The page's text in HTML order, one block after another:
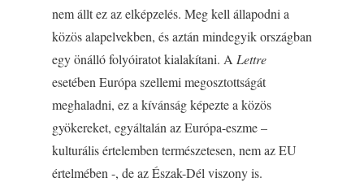
nem állt ez az elképzelés. Meg kell állapodni a
közös alapelvekben, és aztán mindegyik országban
egy önálló folyóiratot kialakítani. A Lettre
esetében Európa szellemi megosztottságát
meghaladni, ez a kívánság képezte a közös
gyökereket, egyáltalán az Európa-eszme –
kulturális értelemben természetesen, nem az EU
értelmében -, de az Észak-Dél viszony is.